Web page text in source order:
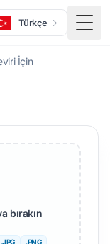
Türkçe
İçin
bırakın
.JPG
.PNG